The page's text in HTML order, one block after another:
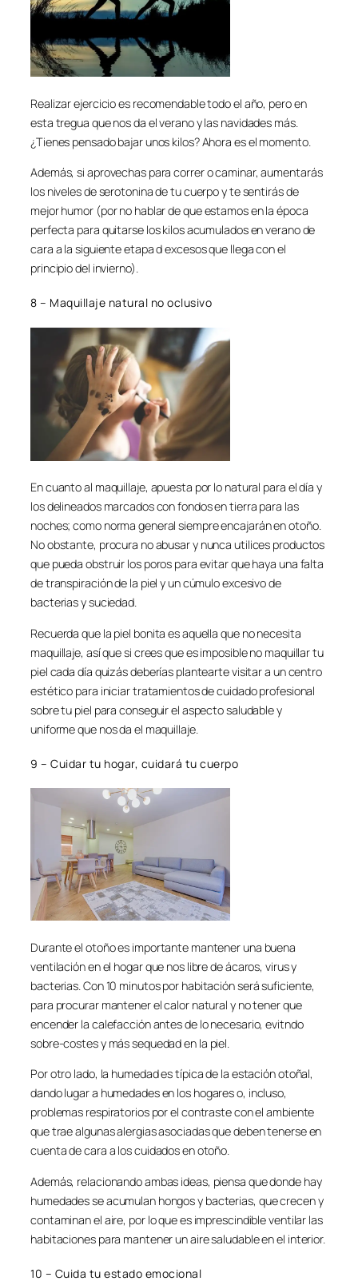
Realizar ejercicio es recomendable todo el año, pero en
esta tregua que nos da el verano y las navidades más.
¿Tienes pensado bajar unos kilos? Ahora es el momento.
Además, si aprovechas para correr o caminar, aumentarás
los niveles de serotonina de tu cuerpo y te sentirás de
mejor humor (por no hablar de que estamos en la época
perfecta para quitarse los kilos acumulados en verano de
cara a la siguiente etapa d excesos que llega con el
principio del invierno).
8 – Maquillaje natural no oclusivo
En cuanto al maquillaje, apuesta por lo natural para el día y
los delineados marcados con fondos en tierra para las
noches; como norma general siempre encajarán en otoño.
No obstante, procura no abusar y nunca utilices productos
que pueda obstruir los poros para evitar que haya una falta
de transpiración de la piel y un cúmulo excesivo de
bacterias y suciedad.
Recuerda que la piel bonita es aquella que no necesita
maquillaje, así que si crees que es imposible no maquillar tu
piel cada día quizás deberías plantearte visitar a un centro
estético para iniciar tratamientos de cuidado profesional
sobre tu piel para conseguir el aspecto saludable y
uniforme que nos da el maquillaje.
9 – Cuidar tu hogar, cuidará tu cuerpo
Durante el otoño es importante mantener una buena
ventilación en el hogar que nos libre de ácaros, virus y
bacterias. Con 10 minutos por habitación será suficiente,
para procurar mantener el calor natural y no tener que
encender la calefacción antes de lo necesario, evitndo
sobre-costes y más sequedad en la piel.
Por otro lado, la humedad es típica de la estación otoñal,
dando lugar a humedades en los hogares o, incluso,
problemas respiratorios por el contraste con el ambiente
que trae algunas alergias asociadas que deben tenerse en
cuenta de cara a los cuidados en otoño.
Además, relacionando ambas ideas, piensa que donde hay
humedades se acumulan hongos y bacterias, que crecen y
contaminan el aire, por lo que es imprescindible ventilar las
habitaciones para mantener un aire saludable en el interior.
10 – Cuida tu estado emocional